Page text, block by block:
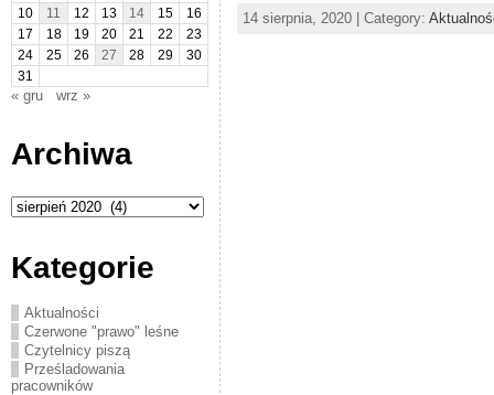
10
11 12 13 14 15
16
17
18 19 20 21 22
23
24
25 26 27 28 29
30
31
« gru wrz »
Archiwa
Archiwa
Kategorie
Aktualności
Czerwone "prawo" leśne
Czytelnicy piszą
Prześladowania
pracowników
14 sierpnia, 2020 | Category: